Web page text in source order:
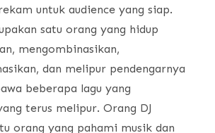
untuk audience yang siap.
satu orang yang hidup
mengombinasikan,
dan melipur pendengarnya
beberapa lagu yang
terus melipur. Orang DJ
orang yang pahami musik dan